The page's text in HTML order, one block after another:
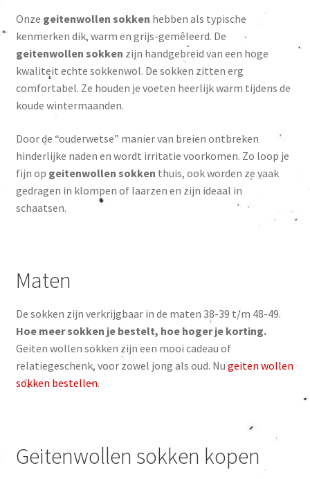
Onze geitenwollen sokken hebben als typische
kenmerken dik, warm en grijs-gemêleerd. De
geitenwollen sokken zijn handgebreid van een hoge
kwaliteit echte sokkenwol. De sokken zitten erg
comfortabel. Ze houden je voeten heerlijk warm tijdens de
koude wintermaanden.
Door de “ouderwetse” manier van breien ontbreken
hinderlijke naden en wordt irritatie voorkomen. Zo loop je
fijn op geitenwollen sokken thuis, ook worden ze vaak
gedragen in klompen of laarzen en zijn ideaal in
schaatsen.
Maten
De sokken zijn verkrijgbaar in de maten 38-39 t/m 48-49.
Hoe meer sokken je bestelt, hoe hoger je korting.
Geiten wollen sokken zijn een mooi cadeau of
relatiegeschenk, voor zowel jong als oud. Nu geiten wollen
sokken bestellen.
Geitenwollen sokken kopen